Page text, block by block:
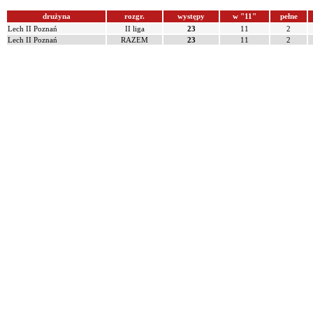
drużyna rozgr. występy w "11"
pełne
Lech II Poznań
II liga 23 11
2
Lech II Poznań
RAZEM 23 11 2